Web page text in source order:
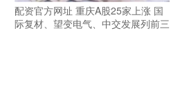
配资官方网址 重庆A股25家上涨 国
际复材、望变电气、中交发展列前三